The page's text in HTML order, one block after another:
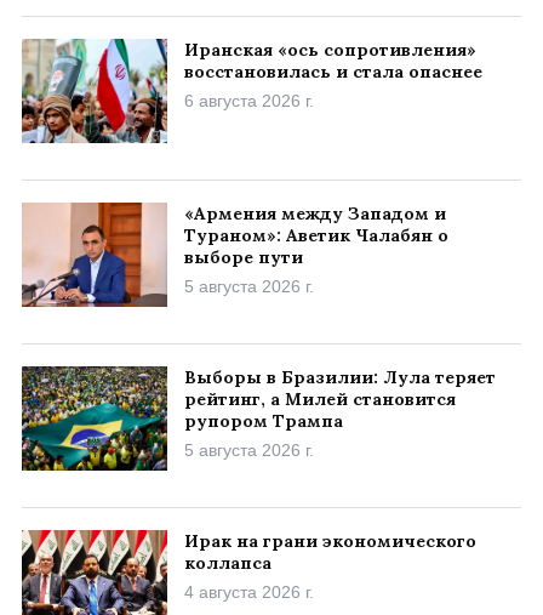
Иранская «ось сопротивления»
восстановилась и стала опаснее
6 августа 2026 г.
«Армения между Западом и
Тураном»: Аветик Чалабян о
выборе пути
5 августа 2026 г.
Выборы в Бразилии: Лула теряет
рейтинг, а Милей становится
рупором Трампа
5 августа 2026 г.
Ирак на грани экономического
коллапса
4 августа 2026 г.